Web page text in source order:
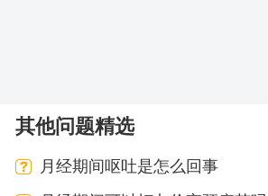
其他问题精选
月经期间呕吐是怎么回事